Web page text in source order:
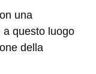
una
a questo luogo
della